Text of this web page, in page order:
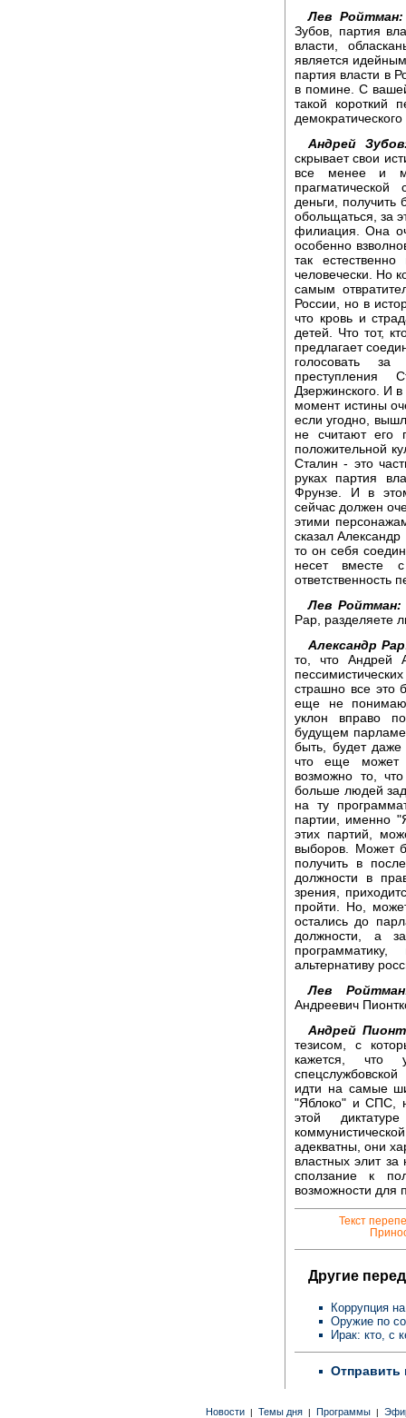
Лев Ройтман:
Зубов, партия
власти,
является
партия власти в
в помине. С
такой короткий
Андрей
скрывает свои
все менее и
прагматической
деньги,
обольщаться, за
филиация. Она
особенно
так
человечески. Но
самым
России, но в
что кровь и
детей. Что тот,
предлагает
голосовать
Дзержинского. И
момент истины
если угодно,
не считают его
положительной
Сталин - это
руках партия
Фрунзе. И в
сейчас должен
этими
сказал
то он себя
несет вместе
ответственность
Лев Ройтман:
Рар, разделяете
Александр
то, что Андрей
страшно все это
еще не
уклон вправо
будущем
быть, будет
что еще может
возможно то,
больше людей
на ту
партии, именно
этих партий,
выборов. Может
получить в
должности в
зрения,
пройти. Но,
остались до
должности, а
альтернативу
Лев
Андреевич
Андрей
тезисом, с
кажется, что
идти на самые
"Яблоко" и СПС,
этой
адекватны, они
властных элит
сползание к
возможности для
Текст
Другие
Коррупция
Оружие по
Ирак: кто, с
Отправить
Новости | Темы дня | Программы |